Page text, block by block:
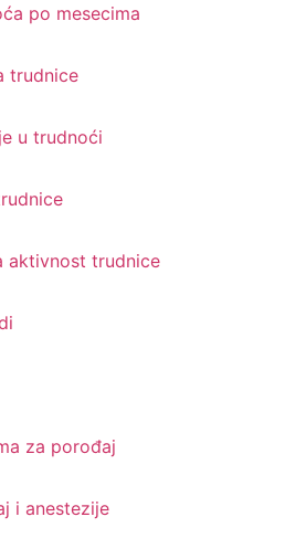
po mesecima
trudnice
u trudnoći
aktivnost trudnice
za porođaj
i anestezije